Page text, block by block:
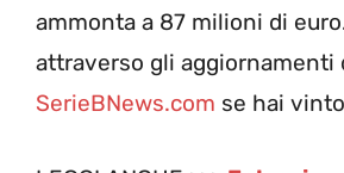
ammonta a 87 milioni di
attraverso gli aggiornamenti
SerieBNews.com se hai